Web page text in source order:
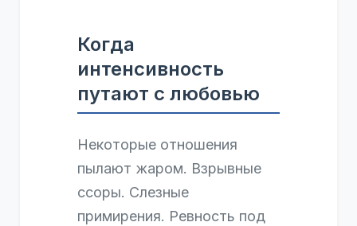
Когда
интенсивность
путают с любовью
Некоторые отношения
пылают жаром. Взрывные
ссоры. Слезные
примирения. Ревность под